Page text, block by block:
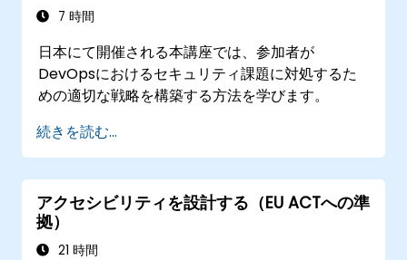
7 時間
日本にて開催される本講座では、参加者が
DevOpsにおけるセキュリティ課題に対処するた
めの適切な戦略を構築する方法を学びます。
続きを読む...
アクセシビリティを設計する（EU ACTへの準
拠）
21 時間